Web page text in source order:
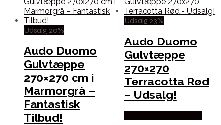
Udsalg 20%
Audo Duomo
Gulvtæppe
270×270 cm i
Marmorgrå –
Fantastisk
Tilbud!
Udsalg 23%
Audo Duomo
Gulvtæppe
270×270
Terracotta Rød
– Udsalg!